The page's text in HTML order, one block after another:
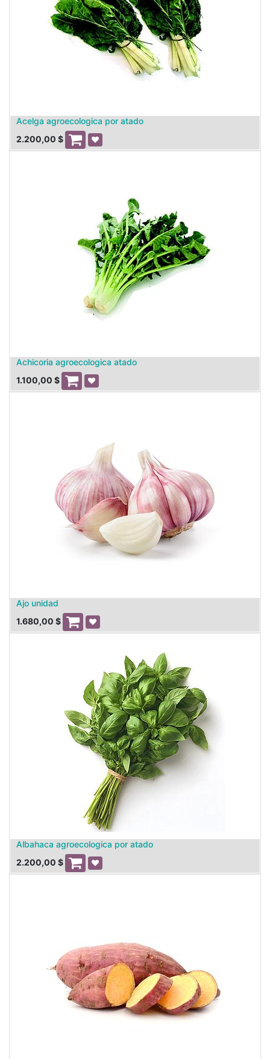
Acelga agroecologica por atado
2.200,00 $
Achicoria agroecologica atado
1.100,00 $
Ajo unidad
1.680,00 $
Albahaca agroecologica por atado
2.200,00 $